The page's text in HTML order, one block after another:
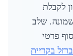
לקבלת
שלב
פרטי
בקריית